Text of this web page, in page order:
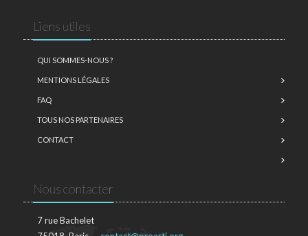
Liens utiles
QUI SOMMES-NOUS ?
MENTIONS LÉGALES
FAQ
TOUS NOS PARTENAIRES
CONTACT
Nous contacter
7 rue Bachelet